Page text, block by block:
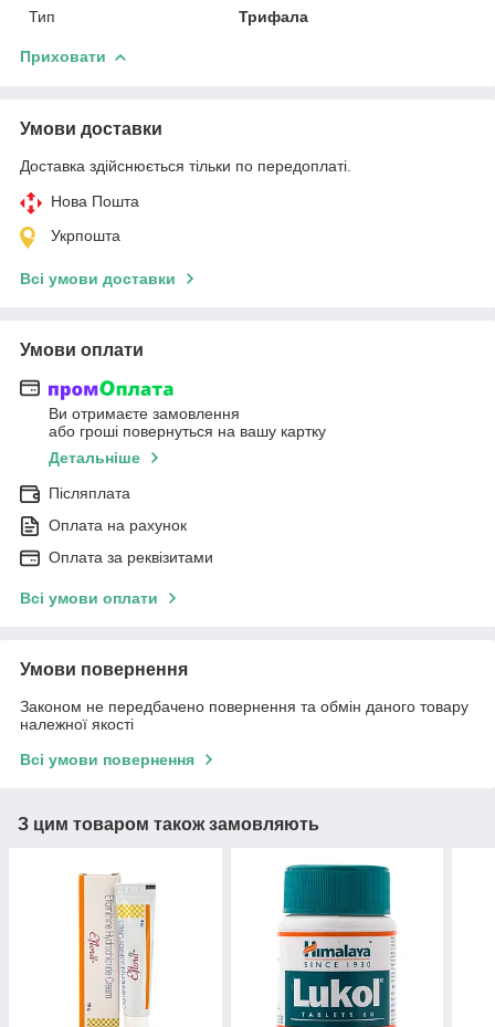
Тип
Трифала
Приховати
Умови доставки
Доставка здійснюється тільки по передоплаті.
Нова Пошта
Укрпошта
Всі умови доставки
Умови оплати
Ви отримаєте замовлення
або гроші повернуться на вашу картку
Детальніше
Післяплата
Оплата на рахунок
Оплата за реквізитами
Всі умови оплати
Умови повернення
Законом не передбачено повернення та обмін даного товару
належної якості
Всі умови повернення
З цим товаром також замовляють